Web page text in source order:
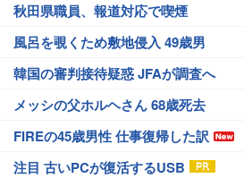
秋田県職員、報道対応で喫煙
風呂を覗くため敷地侵入 49歳男
韓国の審判接待疑惑 JFAが調査へ
メッシの父ホルヘさん 68歳死去
FIREの45歳男性 仕事復帰した訳
注目 古いPCが復活するUSB